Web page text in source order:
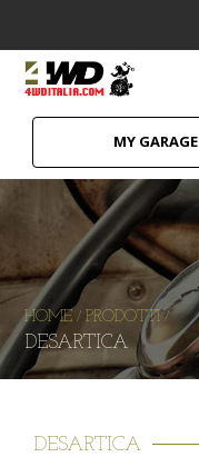
MY GARAGE
HOME /PRODOTTI /
DESARTICA
DESARTICA